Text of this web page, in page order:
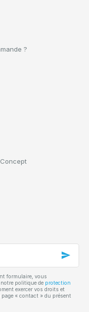
?
formulaire, vous
politique de protection
exercer vos droits et
« contact » du présent